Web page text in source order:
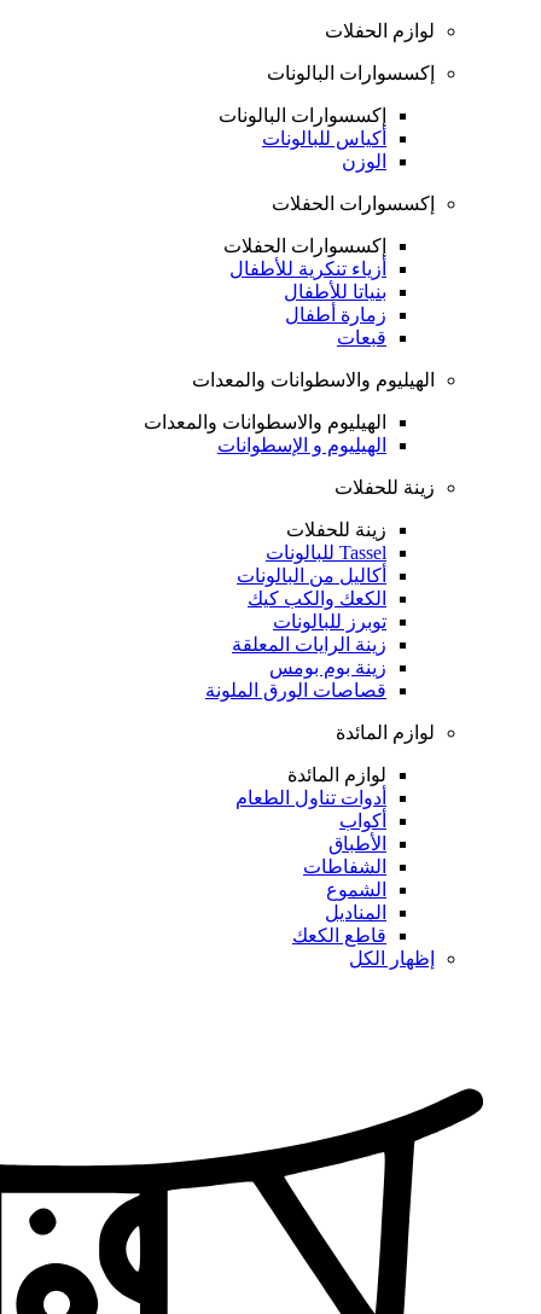
لوازم الحفلات
إكسسوارات البالونات
إكسسوارات البالونات
أكياس للبالونات
الوزن
إكسسوارات الحفلات
إكسسوارات الحفلات
أزياء تنكرية للأطفال
بنياتا للأطفال
زمارة أطفال
قبعات
الهيليوم والاسطوانات والمعدات
الهيليوم والاسطوانات والمعدات
الهيليوم و الإسطوانات
زينة للحفلات
زينة للحفلات
Tassel للبالونات
أكاليل من البالونات
الكعك والكب كيك
توبرز للبالونات
زينة الرايات المعلقة
زينة بوم بومس
قصاصات الورق الملونة
لوازم المائدة
لوازم المائدة
أدوات تناول الطعام
أكواب
الأطباق
الشفاطات
الشموع
المناديل
قاطع الكعك
إظهار الكل